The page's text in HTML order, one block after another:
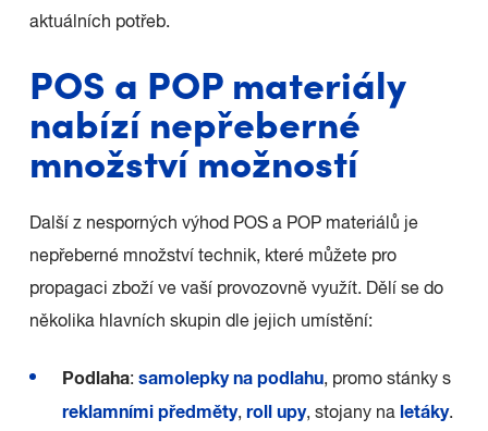
aktuálních potřeb.
POS a POP materiály
nabízí nepřeberné
množství možností
Další z nesporných výhod POS a POP materiálů je
nepřeberné množství technik, které můžete pro
propagaci zboží ve vaší provozovně využít. Dělí se do
několika hlavních skupin dle jejich umístění:
Podlaha: samolepky na podlahu, promo stánky s
reklamními předměty, roll upy, stojany na letáky.